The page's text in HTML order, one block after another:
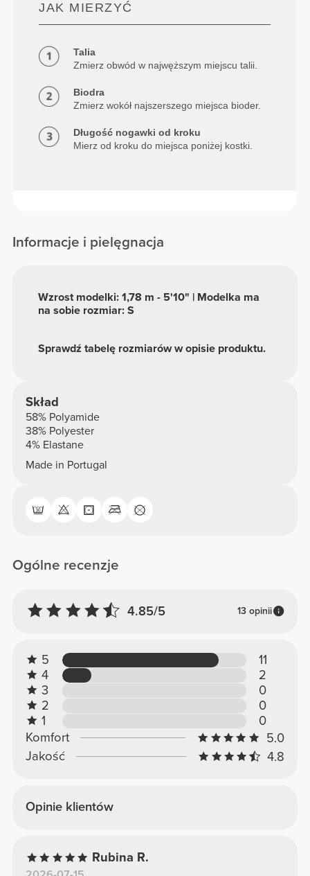
JAK MIERZYĆ
Talia
Zmierz obwód w najwęższym miejscu talii.
Biodra
Zmierz wokół najszerszego miejsca bioder.
Długość nogawki od kroku
Mierz od kroku do miejsca poniżej kostki.
Informacje i pielęgnacja
Sprawdź tabelę rozmiarów w opisie produktu.
Wzrost modelki: 1,78 m - 5'10" | Modelka ma
na sobie rozmiar: S
Skład
58% Polyamide
38% Polyester
4% Elastane
Made in Portugal
Ogólne recenzje
4.85/5 13 opinii
5
11
4
2
3
0
2
0
1
0
Komfort
5.0
Jakość
4.8
Opinie klientów
Rubina R.